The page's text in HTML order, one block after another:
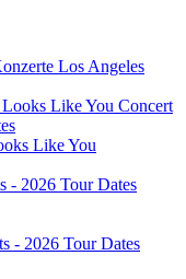
Los Angeles
Like You